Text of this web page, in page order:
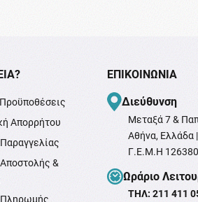
Απορρήτου
&
Πληρωμής
ΕΠΙΚΟΙΝΩΝΊΑ
Διεύθυνση
Μεταξά 7 &
Αθήνα,
Γ.Ε.Μ.Η
Ωράριο
ΤΗΛ: 211 411